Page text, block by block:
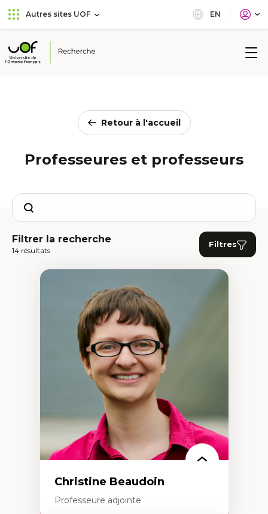
Aller
au
principal
Passer
au
Autres sites UOF EN
Université
Retour à l'accueil
Professeures et professeurs
Search
Filtrer la recherche
14 résultats
Filtres
Christine Beaudoin
Professeure adjointe